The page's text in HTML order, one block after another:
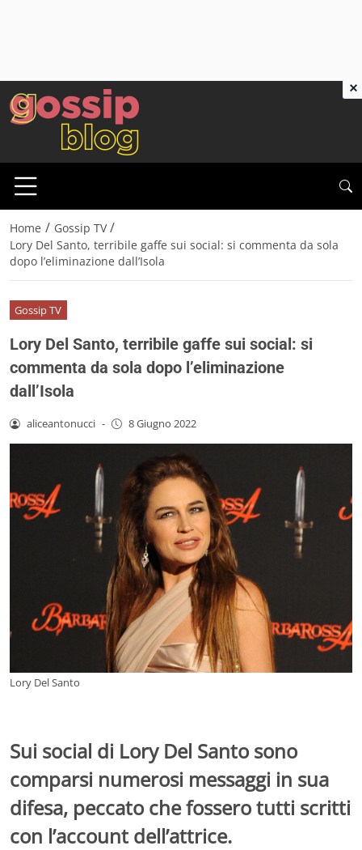
Home / Gossip TV /
Lory Del Santo, terribile gaffe sui social: si commenta da sola
dopo l’eliminazione dall’Isola
Gossip TV
Lory Del Santo, terribile gaffe sui social: si
commenta da sola dopo l’eliminazione
dall’Isola
aliceantonucci - 8 Giugno 2022
Lory Del Santo
Sui social di Lory Del Santo sono
comparsi numerosi messaggi in sua
difesa, peccato che fossero tutti scritti
con l’account dell’attrice.
×